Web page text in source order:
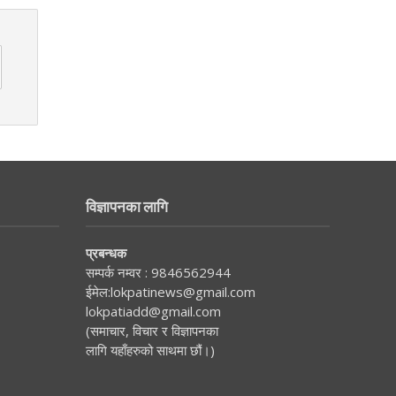
विज्ञापनका लागि
प्रबन्धक
सम्पर्क नम्वर : 9846562944
ईमेल:lokpatinews@gmail.com
lokpatiadd@gmail.com
(समाचार, विचार र विज्ञापनका
लागि यहाँहरुको साथमा छौं।)